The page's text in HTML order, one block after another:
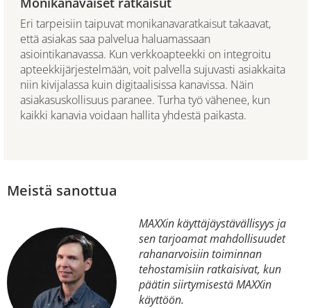
Eri tarpeisiin taipuvat monikanavaratkaisut takaavat,
että asiakas saa palvelua haluamassaan
asiointikanavassa. Kun verkkoapteekki on integroitu
apteekkijärjestelmään, voit palvella sujuvasti asiakkaita
niin kivijalassa kuin digitaalisissa kanavissa. Näin
asiakasuskollisuus paranee. Turha työ vähenee, kun
kaikki kanavia voidaan hallita yhdestä paikasta.
Meistä sanottua
MAXXin käyttäjäystävällisyys ja
sen tarjoamat mahdollisuudet
rahanarvoisiin toiminnan
tehostamisiin ratkaisivat, kun
päätin siirtymisestä MAXXin
käyttöön.